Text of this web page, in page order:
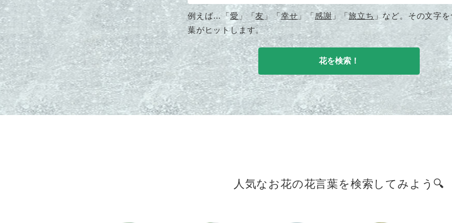
例えば…「愛 」「友」「幸せ 」「感謝 」「旅立ち 」など。その文字
葉がヒットします。
花を検索！
人気なお花の花言葉を検索してみよう🔍